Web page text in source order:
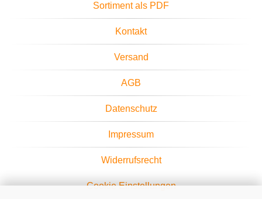
Sortiment als PDF
Kontakt
Versand
AGB
Datenschutz
Impressum
Widerrufsrecht
Cookie Einstellungen